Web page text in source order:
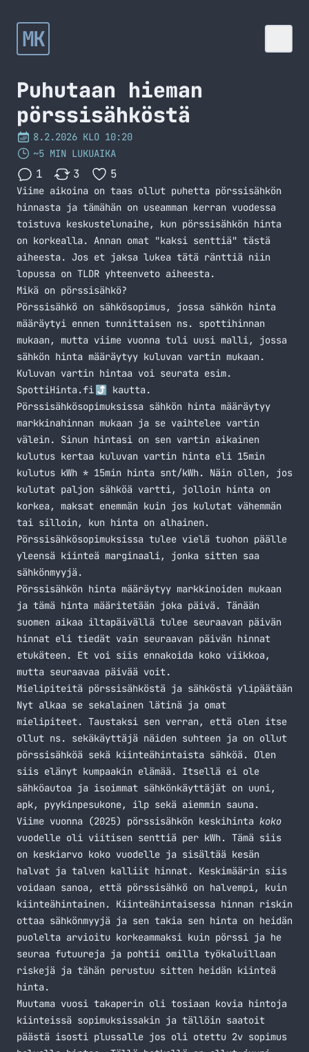
MK
Puhutaan hieman
pörssisähköstä
8.2.2026 KLO 10:20
~5 MIN LUKUAIKA
1 3 5
Viime aikoina on taas ollut puhetta pörssisähkön
hinnasta ja tämähän on useamman kerran vuodessa
toistuva keskustelunaihe, kun pörssisähkön hinta
on korkealla. Annan omat "kaksi senttiä" tästä
aiheesta. Jos et jaksa lukea tätä ränttiä niin
lopussa on TLDR yhteenveto aiheesta.
Mikä on pörssisähkö?
Pörssisähkö on sähkösopimus, jossa sähkön hinta
määräytyi ennen tunnittaisen ns. spottihinnan
mukaan, mutta viime vuonna tuli uusi malli, jossa
sähkön hinta määräytyy kuluvan vartin mukaan.
Kuluvan vartin hintaa voi seurata esim.
SpottiHinta.fi
kautta.
Pörssisähkösopimuksissa sähkön hinta määräytyy
markkinahinnan mukaan ja se vaihtelee vartin
välein. Sinun hintasi on sen vartin aikainen
kulutus kertaa kuluvan vartin hinta eli 15min
kulutus kWh * 15min hinta snt/kWh. Näin ollen, jos
kulutat paljon sähköä vartti, jolloin hinta on
korkea, maksat enemmän kuin jos kulutat vähemmän
tai silloin, kun hinta on alhainen.
Pörssisähkösopimuksissa tulee vielä tuohon päälle
yleensä kiinteä marginaali, jonka sitten saa
sähkönmyyjä.
Pörssisähkön hinta määräytyy markkinoiden mukaan
ja tämä hinta määritetään joka päivä. Tänään
suomen aikaa iltapäivällä tulee seuraavan päivän
hinnat eli tiedät vain seuraavan päivän hinnat
etukäteen. Et voi siis ennakoida koko viikkoa,
mutta seuraavaa päivää voit.
Mielipiteitä pörssisähköstä ja sähköstä ylipäätään
Nyt alkaa se sekalainen lätinä ja omat
mielipiteet. Taustaksi sen verran, että olen itse
ollut ns. sekäkäyttäjä näiden suhteen ja on ollut
pörssisähköä sekä kiinteähintaista sähköä. Olen
siis elänyt kumpaakin elämää. Itsellä ei ole
sähköautoa ja isoimmat sähkönkäyttäjät on uuni,
apk, pyykinpesukone, ilp sekä aiemmin sauna.
Viime vuonna (2025) pörssisähkön keskihinta koko
vuodelle oli viitisen senttiä per kWh. Tämä siis
on keskiarvo koko vuodelle ja sisältää kesän
halvat ja talven kalliit hinnat. Keskimäärin siis
voidaan sanoa, että pörssisähkö on halvempi, kuin
kiinteähintainen. Kiinteähintaisessa hinnan riskin
ottaa sähkönmyyjä ja sen takia sen hinta on heidän
puolelta arvioitu korkeammaksi kuin pörssi ja he
seuraa futuureja ja pohtii omilla työkaluillaan
riskejä ja tähän perustuu sitten heidän kiinteä
hinta.
Muutama vuosi takaperin oli tosiaan kovia hintoja
kiinteissä sopimuksissakin ja tällöin saatoit
päästä isosti plussalle jos oli otettu 2v sopimus